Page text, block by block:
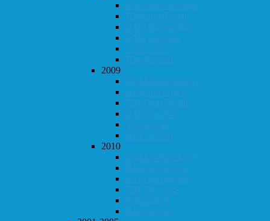
Klubbmesterskapet
Høstturneringen
KM i hurtigsjakk
KM i lynsjakk
Vår-konrad
Høst-konrad
2009
Klubbmesterskapet
Høstturneringen
KM i hurtigsjakk
KM i lynsjakk
Vår-konrad
Høst-konrad
2010
Klubbmesterskapet
Høstturneringen
KM i hurtigsjakk
KM i lynsjakk
Vår-konrad
Høst-konrad